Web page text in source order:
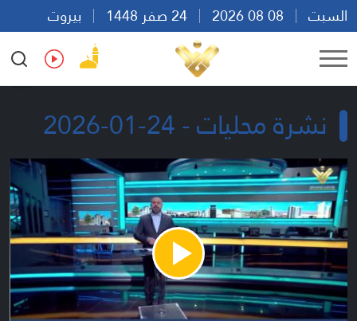
السبت
بيروت
15:47
Ar En Fr Es
نشرة محليات - 24-01-2026
Play
Video